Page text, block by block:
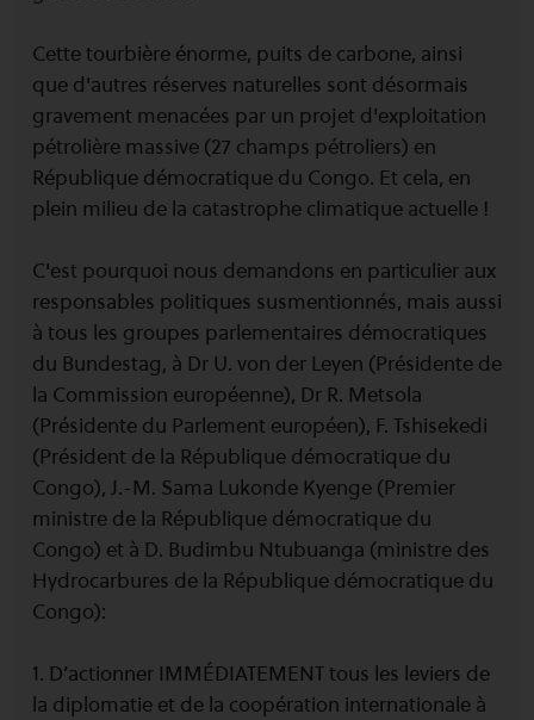
Cette tourbière énorme, puits de carbone, ainsi
que d'autres réserves naturelles sont désormais
gravement menacées par un projet d'exploitation
pétrolière massive (27 champs pétroliers) en
République démocratique du Congo. Et cela, en
plein milieu de la catastrophe climatique actuelle !
C'est pourquoi nous demandons en particulier aux
responsables politiques susmentionnés, mais aussi
à tous les groupes parlementaires démocratiques
du Bundestag, à Dr U. von der Leyen (Présidente de
la Commission européenne), Dr R. Metsola
(Présidente du Parlement européen), F. Tshisekedi
(Président de la République démocratique du
Congo), J.-M. Sama Lukonde Kyenge (Premier
ministre de la République démocratique du
Congo) et à D. Budimbu Ntubuanga (ministre des
Hydrocarbures de la République démocratique du
Congo):
1. D’actionner IMMÉDIATEMENT tous les leviers de
la diplomatie et de la coopération internationale à